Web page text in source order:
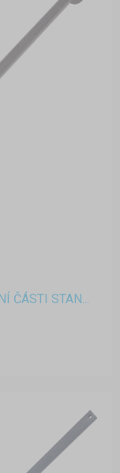
ČÁSTI STAN...